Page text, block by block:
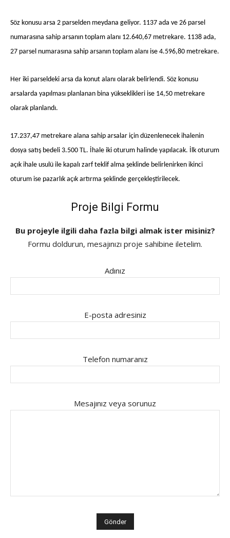
Söz konusu arsa 2 parselden meydana geliyor. 1137 ada ve 26 parsel
numarasına sahip arsanın toplam alanı 12.640,67 metrekare. 1138 ada,
27 parsel numarasına sahip arsanın toplam alanı ise 4.596,80 metrekare.
Her iki parseldeki arsa da konut alanı olarak belirlendi. Söz konusu
arsalarda yapılması planlanan bina yükseklikleri ise 14,50 metrekare
olarak planlandı.
17.237,47 metrekare alana sahip arsalar için düzenlenecek ihalenin
dosya satış bedeli 3.500 TL. İhale iki oturum halinde yapılacak. İlk oturum
açık ihale usulü ile kapalı zarf teklif alma şeklinde belirlenirken ikinci
oturum ise pazarlık açık artırma şeklinde gerçekleştirilecek.
Proje Bilgi Formu
Bu projeyle ilgili daha fazla bilgi almak ister misiniz?
Formu doldurun, mesajınızı proje sahibine iletelim.
Adınız
E-posta adresiniz
Telefon numaranız
Mesajınız veya sorunuz